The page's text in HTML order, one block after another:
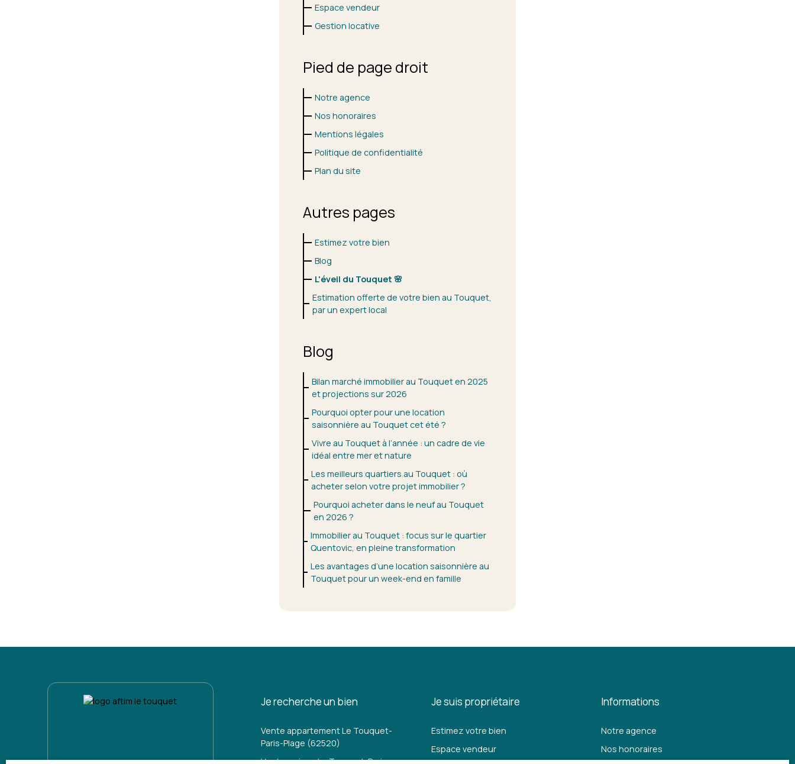
Espace vendeur
Gestion locative
Pied de page droit
Notre agence
Nos honoraires
Mentions légales
Politique de confidentialité
Plan du site
Autres pages
Estimez votre bien
Blog
L'éveil du Touquet 🌸
Estimation offerte de votre bien au Touquet,
par un expert local
Blog
Bilan marché immobilier au Touquet en 2025
et projections sur 2026
Pourquoi opter pour une location
saisonnière au Touquet cet été ?
Vivre au Touquet à l’année : un cadre de vie
idéal entre mer et nature
Les meilleurs quartiers au Touquet : où
acheter selon votre projet immobilier ?
Pourquoi acheter dans le neuf au Touquet
en 2026 ?
Immobilier au Touquet : focus sur le quartier
Quentovic, en pleine transformation
Les avantages d’une location saisonnière au
Touquet pour un week-end en famille
Je recherche un bien
Vente appartement Le Touquet-
Paris-Plage (62520)
Vente maison Le Touquet-Paris-
Je suis propriétaire
Estimez votre bien
Espace vendeur
Informations
Notre agence
Nos honoraires